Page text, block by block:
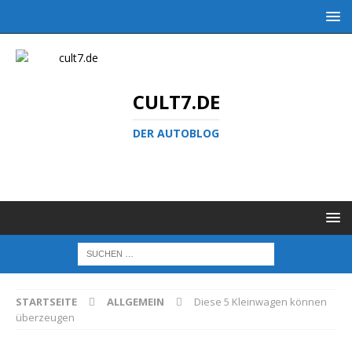
CULT7.DE
DER AUTOBLOG
STARTSEITE ALLGEMEIN
Diese 5 Kleinwagen können
überzeugen